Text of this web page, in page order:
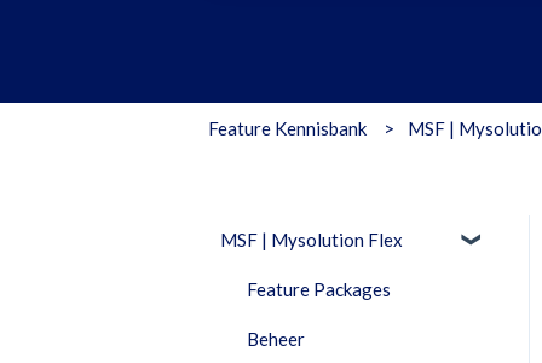
Feature Kennisbank MSF |
MSF | Mysolution Flex
Feature Packages
Beheer